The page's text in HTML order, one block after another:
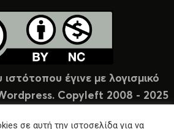
έγινε με λογισμικό
Copyleft 2008 - 2025
σε αυτή την ιστοσελίδα για να